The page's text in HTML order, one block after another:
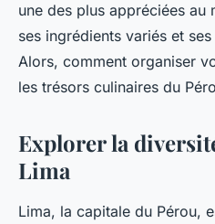
une des plus appréciées au
ses ingrédients variés et
Alors, comment organiser
les trésors culinaires du
Explorer la
Lima
Lima, la capitale du Pérou,